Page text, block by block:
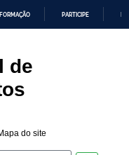
PARTICIPE
de
do site